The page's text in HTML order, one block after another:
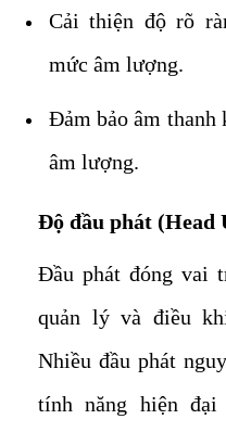
Cải thiện độ rõ
mức âm lượng.
Đảm bảo âm thanh
âm lượng.
Độ đầu phát (Head
Đầu phát đóng vai
quản lý và điều
Nhiều đầu phát
tính năng hiện